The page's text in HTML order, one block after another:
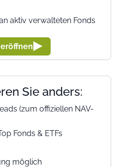
aktiv verwalteten Fonds
Sie anders:
(zum offiziellen NAV-
Fonds & ETFs
möglich